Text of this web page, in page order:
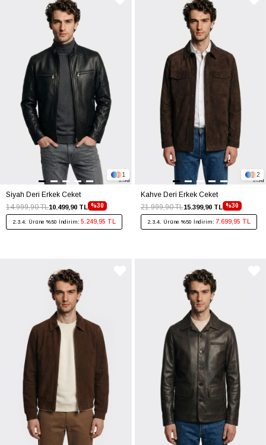
Siyah Deri Erkek Ceket
%30
10.499,90 TL
14.999,90 TL
2.3.4. Ürüne %50 İndirim: 5.249,95 TL
1
Kahve Deri Erkek Ceket
%30
15.399,90 TL
21.999,90 TL
2.3.4. Ürüne %50 İndirim: 7.699,95 TL
2